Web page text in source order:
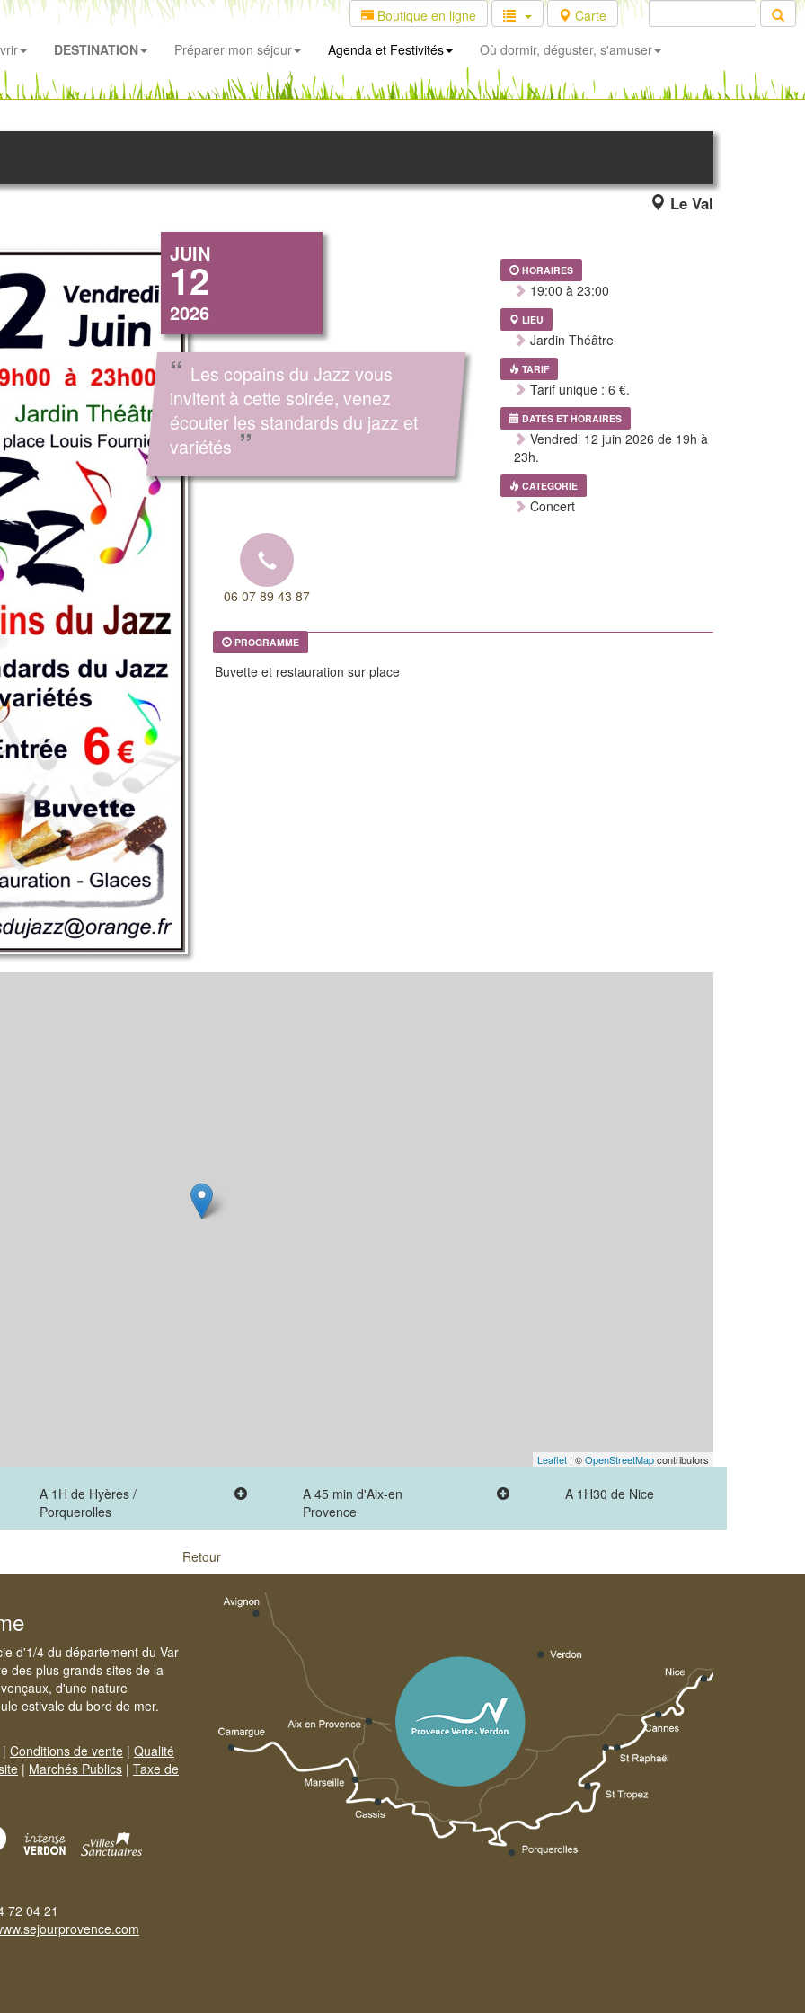
Boutique en ligne
Carte
DESTINATION Préparer mon séjour Agenda et Festivités Où dormir, déguster, s'amuser
Le Val
JUIN
12
2026
“ Les copains du Jazz vous
invitent à cette soirée, venez
écouter les standards du jazz et
variétés ”
HORAIRES
19:00 à 23:00
LIEU
Jardin Théâtre
TARIF
Tarif unique : 6 €.
DATES ET HORAIRES
Vendredi 12 juin 2026 de 19h à
23h.
CATEGORIE
Concert
06 07 89 43 87
PROGRAMME
Buvette et restauration sur place
Leaflet | ©OpenStreetMapcontributors
A 1H de Hyères /
Porquerolles
A 45 min d'Aix-en
Provence
A 1H30 de Nice
Retour
d'1/4 du département du Var
des plus grands sites de la
d'une nature
estivale du bord de mer.
| Conditions de vente | Qualité
| Marchés Publics | Taxe de
72 04 21